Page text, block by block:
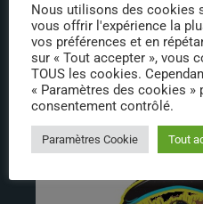
INFOS
Nous utilisons des cookies
vous offrir l'expérience la
vos préférences et en
sur « Tout accepter », vous
TOUS les cookies.
« Paramètres des cookies »
consentement contrôlé.
Paramètres Cookie Tout